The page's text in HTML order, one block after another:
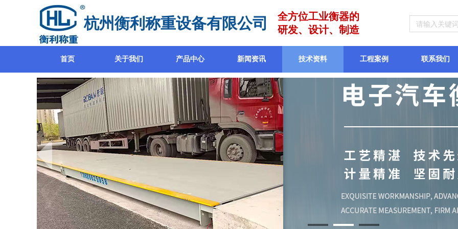
杭州衡利称重设备有限公司
全方位工业衡器的
研发、设计、制造
首页 关于我们 产品中心 新闻资讯 技术资料 工程案例 联系我们